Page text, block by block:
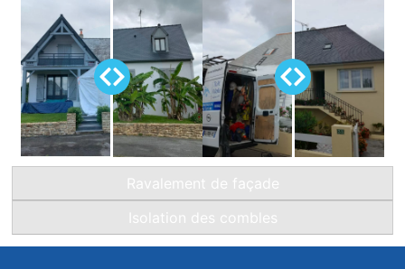
Ravalement de façade
Isolation des combles